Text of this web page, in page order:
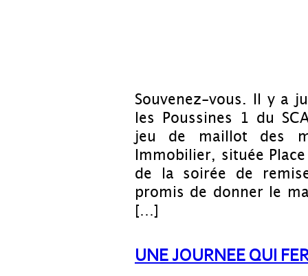
Souvenez-vous. Il y a
les Poussines 1 du
jeu de maillot des
Immobilier, située
de la soirée de
promis de donner le
[…]
UNE JOURNEE QUI